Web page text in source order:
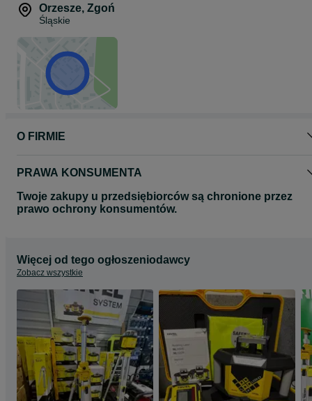
kierunku jazdy
Mocna blokada dyszla
Specjalnie wyprofilowana płyta zapewnia doskonałą jakość
zagęszczania i prędkość posuwu
Niska emisja wibracji na ręce operatora pozwala na długi czas
użytkowania
Dźwignia gazu zamontowana na dyszlu, przy dźwigni zmiany
kierunku jazdy ułatwia użytkowanie
Opcjonalnie dostępna podkładka elastyczna
Orzesze, Zgoń
Śląskie
O FIRMIE
PRAWA KONSUMENTA
Twoje zakupy u przedsiębiorców są chronione przez
prawo ochrony konsumentów.
Więcej od tego ogłoszeniodawcy
Zobacz wszystkie